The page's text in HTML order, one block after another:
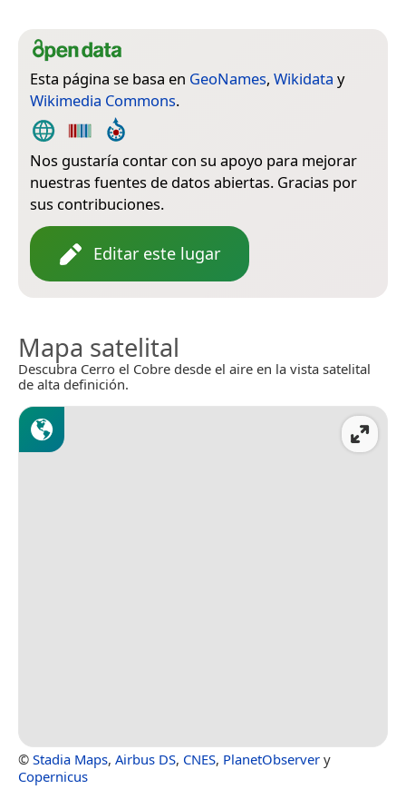
Esta página se basa en GeoNames, Wikidata y
Wikimedia Commons.
Nos gustaría contar con su apoyo para mejorar
nuestras fuentes de datos abiertas. Gracias por
sus contribuciones.
Editar este lugar
Mapa satelital
Descubra Cerro el Cobre desde el aire en la vista satelital
de alta definición.
© Stadia Maps, Airbus DS, CNES, PlanetObserver y
Copernicus